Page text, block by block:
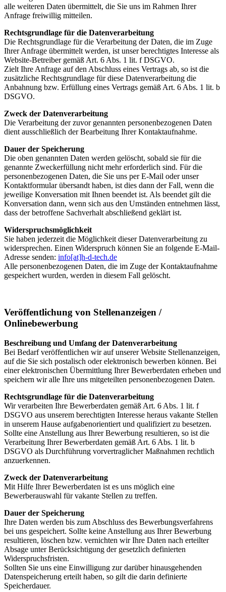
alle weiteren Daten übermittelt, die Sie uns im Rahmen Ihrer
Anfrage freiwillig mitteilen.
Rechtsgrundlage für die Datenverarbeitung
Die Rechtsgrundlage für die Verarbeitung der Daten, die im Zuge
Ihrer Anfrage übermittelt werden, ist unser berechtigtes Interesse als
Website-Betreiber gemäß Art. 6 Abs. 1 lit. f DSGVO.
Zielt Ihre Anfrage auf den Abschluss eines Vertrags ab, so ist die
zusätzliche Rechtsgrundlage für diese Datenverarbeitung die
Anbahnung bzw. Erfüllung eines Vertrags gemäß Art. 6 Abs. 1 lit. b
DSGVO.
Zweck der Datenverarbeitung
Die Verarbeitung der zuvor genannten personenbezogenen Daten
dient ausschließlich der Bearbeitung Ihrer Kontaktaufnahme.
Dauer der Speicherung
Die oben genannten Daten werden gelöscht, sobald sie für die
genannte Zweckerfüllung nicht mehr erforderlich sind. Für die
personenbezogenen Daten, die Sie uns per E-Mail oder unser
Kontaktformular übersandt haben, ist dies dann der Fall, wenn die
jeweilige Konversation mit Ihnen beendet ist. Als beendet gilt die
Konversation dann, wenn sich aus den Umständen entnehmen lässt,
dass der betroffene Sachverhalt abschließend geklärt ist.
Widerspruchsmöglichkeit
Sie haben jederzeit die Möglichkeit dieser Datenverarbeitung zu
widersprechen. Einen Widerspruch können Sie an folgende E-Mail-
Adresse senden: info[at]h-d-tech.de
Alle personenbezogenen Daten, die im Zuge der Kontaktaufnahme
gespeichert wurden, werden in diesem Fall gelöscht.
Veröffentlichung von Stellenanzeigen /
Onlinebewerbung
Beschreibung und Umfang der Datenverarbeitung
Bei Bedarf veröffentlichen wir auf unserer Website Stellenanzeigen,
auf die Sie sich postalisch oder elektronisch bewerben können. Bei
einer elektronischen Übermittlung Ihrer Bewerberdaten erheben und
speichern wir alle Ihre uns mitgeteilten personenbezogenen Daten.
Rechtsgrundlage für die Datenverarbeitung
Wir verarbeiten Ihre Bewerberdaten gemäß Art. 6 Abs. 1 lit. f
DSGVO aus unserem berechtigten Interesse heraus vakante Stellen
in unserem Hause aufgabenorientiert und qualifiziert zu besetzen.
Sollte eine Anstellung aus Ihrer Bewerbung resultieren, so ist die
Verarbeitung Ihrer Bewerberdaten gemäß Art. 6 Abs. 1 lit. b
DSGVO als Durchführung vorvertraglicher Maßnahmen rechtlich
anzuerkennen.
Zweck der Datenverarbeitung
Mit Hilfe Ihrer Bewerberdaten ist es uns möglich eine
Bewerberauswahl für vakante Stellen zu treffen.
Dauer der Speicherung
Ihre Daten werden bis zum Abschluss des Bewerbungsverfahrens
bei uns gespeichert. Sollte keine Anstellung aus Ihrer Bewerbung
resultieren, löschen bzw. vernichten wir Ihre Daten nach erteilter
Absage unter Berücksichtigung der gesetzlich definierten
Widerspruchsfristen.
Sollten Sie uns eine Einwilligung zur darüber hinausgehenden
Datenspeicherung erteilt haben, so gilt die darin definierte
Speicherdauer.